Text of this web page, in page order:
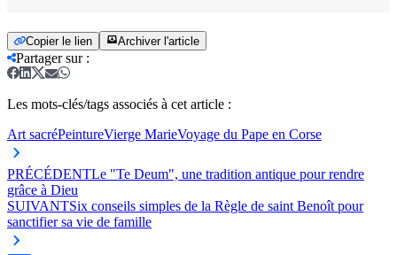
Copier le lien Archiver l'article
Partager sur:
Les mots-clés/tags associés à cet article :
Art sacréPeintureVierge MarieVoyage du Pape en Corse
PRÉCÉDENTLe "Te Deum", une tradition antique pour rendre
grâce à Dieu
SUIVANTSix conseils simples de la Règle de saint Benoît pour
sanctifier sa vie de famille